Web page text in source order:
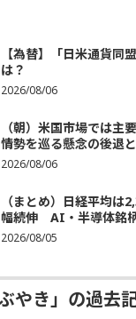
【為替】「日米通貨同
は？
2026/08/06
（朝）米国市場では
情勢を巡る懸念の後退
2026/08/06
（まとめ）日経平均は
幅続伸 AI・半導体銘
2026/08/05
やき」の過去